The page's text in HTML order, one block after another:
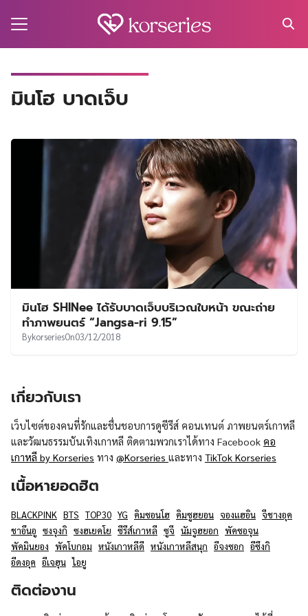
มินโฮ บาดเจ็บ
มินโฮ SHINee ได้รับบาดเจ็บบริเวณใบหน้า ขณะถ่าย
ทำภาพยนตร์ “Jangsa-ri 9.15”
BykorseriesOn03/12/2018
เกี่ยวกับเรา
เว็บไซต์ของคนที่รักและชื่นชอบการดูซีรีส์ คอนเทนต์ ภาพยนตร์เกาหลี
และวัฒนธรรมบันเทิงเกาหลี ติดตามพวกเราได้ทาง Facebook คอ
เกาหลี by Korseries ทาง @Korseries และทาง TikTok Korseries
เนื้อหายอดฮิต
BLACKPINK BTS TOP30 YG คิมซอนโฮ คิมซูฮยอน จองแฮอิน จีชางอุค
ชาอึนอู ซงจุงกิ ซงฮเยคโย ซีรีส์เกาหลี ซูจี นัมจูฮยอก พัคซอจุน
พัคมินยอง พัคโบกอม หนังเกาหลีดี หนังเกาหลีสนุก อีจงซอก อีซึงกิ
อีดงอุค อีเจฮุน ไอยู
ติดต่องาน